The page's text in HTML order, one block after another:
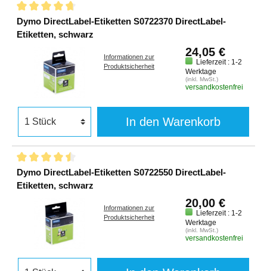
Dymo DirectLabel-Etiketten S0722370 DirectLabel-
Etiketten, schwarz
Informationen zur
Produktsicherheit
24,05 €
Lieferzeit : 1-2
Werktage
(inkl. MwSt.)
versandkostenfrei
In den Warenkorb
Dymo DirectLabel-Etiketten S0722550 DirectLabel-
Etiketten, schwarz
Informationen zur
Produktsicherheit
20,00 €
Lieferzeit : 1-2
Werktage
(inkl. MwSt.)
versandkostenfrei